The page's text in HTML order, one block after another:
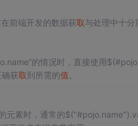
在前端开发的数据获取与处理中十分
的情况时，直接使用
获取到所需的值
元素时，通常的